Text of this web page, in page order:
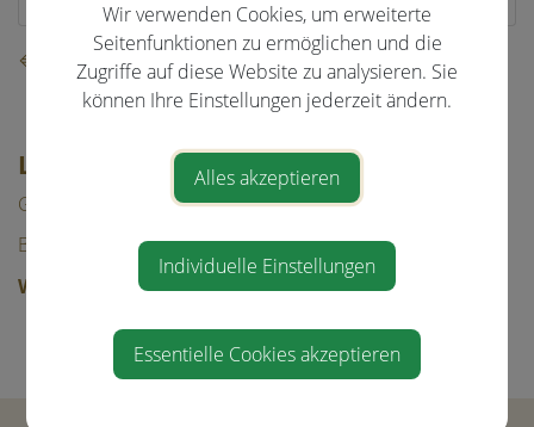
LEBEN IN ERNSTHOFEN
Gesundheit & Bildung
Bauen/Wohnen
Wirtschaft
Unternehmen
Westwinkel
⇐ zurück
Wir verwenden Cookies, um erweiterte
Seitenfunktionen zu ermöglichen und die
Zugriffe auf diese Website zu analysieren. Sie
können Ihre Einstellungen jederzeit ändern.
Alles akzeptieren
Individuelle Einstellungen
Essentielle Cookies akzeptieren